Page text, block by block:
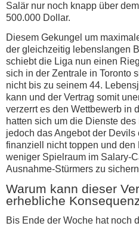
Salär nur noch knapp über
500.000 Dollar.
Diesem Gekungel um
der gleichzeitig lebenslangen
schiebt die Liga nun einen
sich in der Zentrale in Toronto
nicht bis zu seinem 44.
kann und der Vertrag somit
verzerrt es den Wettbewerb in
hatten sich um die Dienste
jedoch das Angebot der
finanziell nicht toppen und den
weniger Spielraum im Salary-
Ausnahme-Stürmers zu
Warum kann dieser
erhebliche
Bis Ende der Woche hat noch